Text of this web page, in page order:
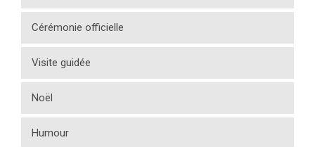
Cérémonie officielle
Visite guidée
Noël
Humour